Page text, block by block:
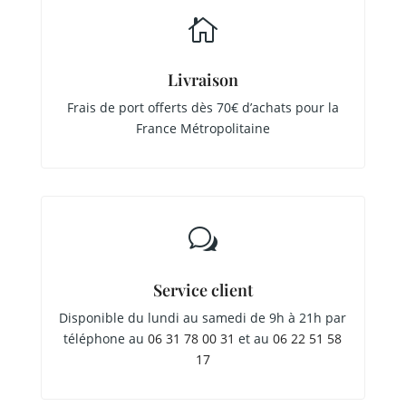

Livraison
Frais de port offerts dès 70€ d’achats pour la
France Métropolitaine
w
Service client
Disponible du lundi au samedi de 9h à 21h par
téléphone au06 31 78 00 31 et au06 22 51 58
17